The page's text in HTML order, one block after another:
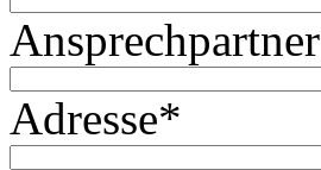
Ansprechpartner
Adresse*